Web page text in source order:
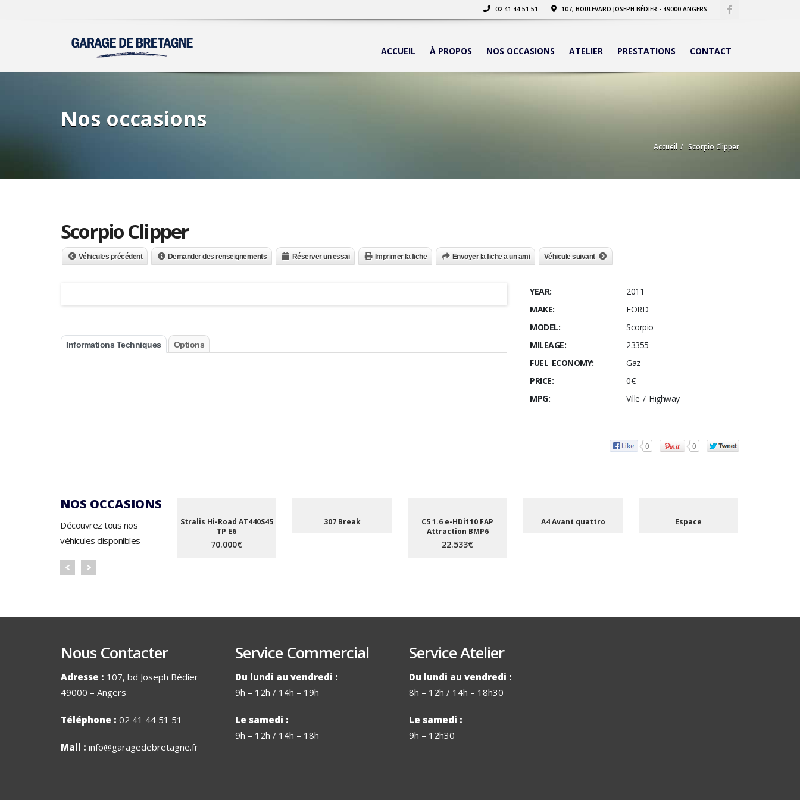
02 41 44 51 51 107, BOULEVARD JOSEPH BÉDIER - 49000 ANGERS
ACCUEIL À PROPOS NOS OCCASIONS ATELIER PRESTATIONS CONTACT
Nos occasions
Accueil Scorpio Clipper
Scorpio Clipper
Véhicules précédent Demander des renseignements Réserver un essai Imprimer la fiche Envoyer la fiche a un ami Véhicule suivant
Informations Techniques Options
YEAR:
2011
MAKE:
FORD
MODEL:
Scorpio
MILEAGE:
23355
FUEL ECONOMY:
Gaz
PRICE:
0€
MPG:
Ville / Highway
0 0
NOS OCCASIONS
Découvrez tous nos
véhicules disponibles
Stralis Hi-Road AT440S45
TP E6
70.000€
307 Break
C5 1.6 e-HDi110 FAP
Attraction BMP6
22.533€
A4 Avant quattro Espace
Nous Contacter
Adresse : 107, bd Joseph Bédier
49000 – Angers
Téléphone : 02 41 44 51 51
Mail : info@garagedebretagne.fr
Service Commercial
Du lundi au vendredi :
9h – 12h / 14h – 19h
Le samedi :
9h – 12h / 14h – 18h
Service Atelier
Du lundi au vendredi :
8h – 12h / 14h – 18h30
Le samedi :
9h – 12h30